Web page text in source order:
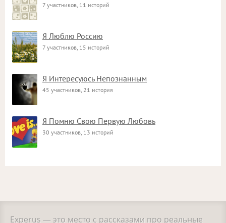
7 участников, 11 историй
Я Люблю Россию
7 участников, 15 историй
Я Интересуюсь Непознанным
45 участников, 21 история
Я Помню Свою Первую Любовь
30 участников, 13 историй
Experus — это место с рассказами про реальные